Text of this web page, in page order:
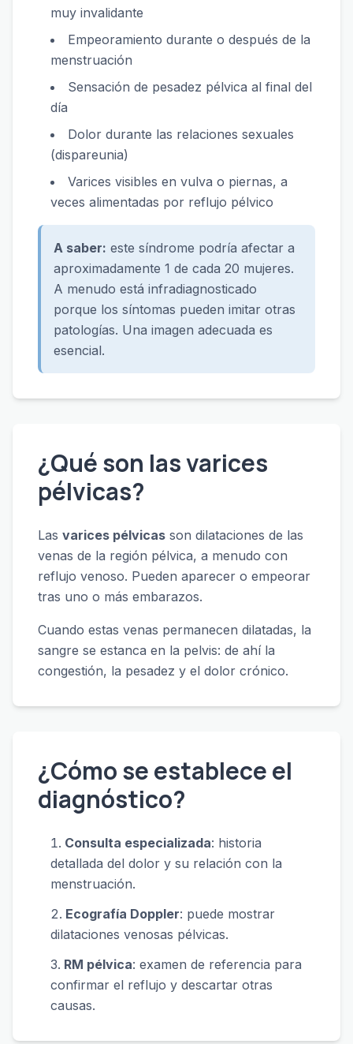
muy invalidante
Empeoramiento durante o después de la
menstruación
Sensación de pesadez pélvica al final del
día
Dolor durante las relaciones sexuales
(dispareunia)
Varices visibles en vulva o piernas, a
veces alimentadas por reflujo pélvico
A saber: este síndrome podría afectar a
aproximadamente 1 de cada 20 mujeres.
A menudo está infradiagnosticado
porque los síntomas pueden imitar otras
patologías. Una imagen adecuada es
esencial.
¿Qué son las varices
pélvicas?
Las varices pélvicas son dilataciones de las
venas de la región pélvica, a menudo con
reflujo venoso. Pueden aparecer o empeorar
tras uno o más embarazos.
Cuando estas venas permanecen dilatadas, la
sangre se estanca en la pelvis: de ahí la
congestión, la pesadez y el dolor crónico.
¿Cómo se establece el
diagnóstico?
Consulta especializada: historia
detallada del dolor y su relación con la
menstruación.
Ecografía Doppler: puede mostrar
dilataciones venosas pélvicas.
RM pélvica: examen de referencia para
confirmar el reflujo y descartar otras
causas.